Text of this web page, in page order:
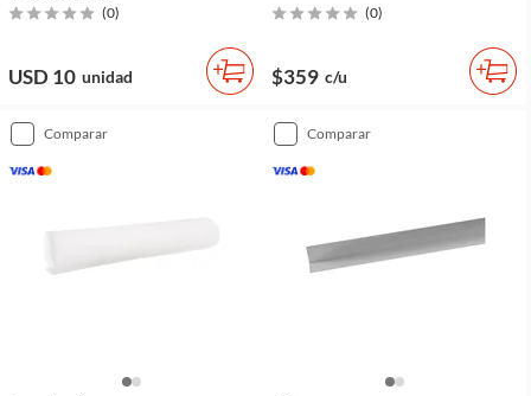
(0)
USD 10 unidad
(0)
$359 c/u
comparar comparar